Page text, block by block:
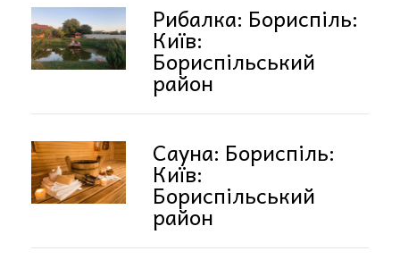
Рибалка: Бориспіль:
Київ:
Бориспільський
район
Сауна: Бориспіль:
Київ:
Бориспільський
район